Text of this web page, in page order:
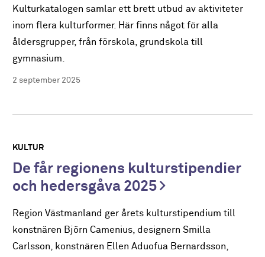
Kulturkatalogen samlar ett brett utbud av aktiviteter
inom flera kulturformer. Här finns något för alla
åldersgrupper, från förskola, grundskola till
gymnasium.
2 september 2025
KULTUR
De får regionens kulturstipendier
och hedersgåva 2025
Region Västmanland ger årets kulturstipendium till
konstnären Björn Camenius, designern Smilla
Carlsson, konstnären Ellen Aduofua Bernardsson,